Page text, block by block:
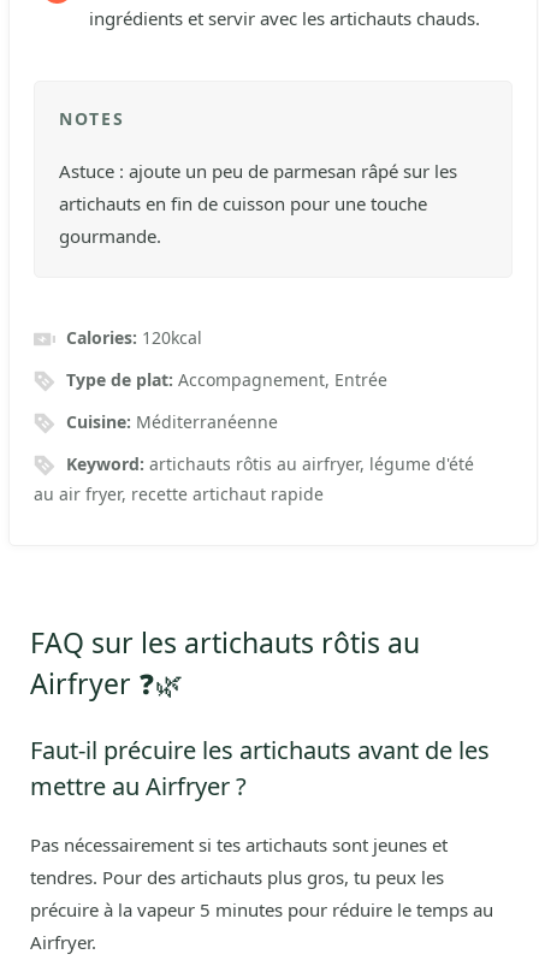
ingrédients et servir avec les artichauts chauds.
NOTES
Astuce : ajoute un peu de parmesan râpé sur les
artichauts en fin de cuisson pour une touche
gourmande.
Calories: 120kcal
Type de plat:Accompagnement, Entrée
Cuisine: Méditerranéenne
Keyword:artichauts rôtis au airfryer, légume d'été
au air fryer, recette artichaut rapide
FAQ sur les artichauts rôtis au
Airfryer ❓🌿
Faut-il précuire les artichauts avant de les
mettre au Airfryer ?
Pas nécessairement si tes artichauts sont jeunes et
tendres. Pour des artichauts plus gros, tu peux les
précuire à la vapeur 5 minutes pour réduire le temps au
Airfryer.